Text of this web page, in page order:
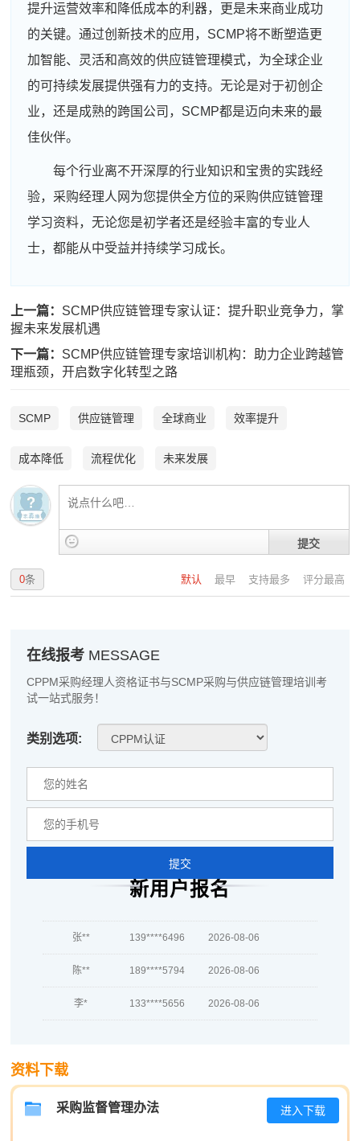
提升运营效率和降低成本的利器，更是未来商业成功
的关键。通过创新技术的应用，SCMP将不断塑造更
加智能、灵活和高效的供应链管理模式，为全球企业
的可持续发展提供强有力的支持。无论是对于初创企
业，还是成熟的跨国公司，SCMP都是迈向未来的最
佳伙伴。
每个行业离不开深厚的行业知识和宝贵的实践经
验，采购经理人网为您提供全方位的采购供应链管理
学习资料，无论您是初学者还是经验丰富的专业人
士，都能从中受益并持续学习成长。
上一篇： SCMP供应链管理专家认证：提升职业竞争力，掌
握未来发展机遇
下一篇： SCMP供应链管理专家培训机构：助力企业跨越管
理瓶颈，开启数字化转型之路
SCMP 供应链管理 全球商业 效率提升
成本降低 流程优化 未来发展
提交
默认 最早 支持最多 评分最高
0条
在线报考 MESSAGE
CPPM采购经理人资格证书与SCMP采购与供应链管理培训考
试一站式服务！
类别选项:
提交
新用户报名
周**
139****2473 2026-08-08
高**
陈*
186****1426
139****4487 2026-08-07
张** 139****6496 2026-08-06
陈** 189****5794 2026-08-06
李* 133****5656 2026-08-06
孔** 186****3002 2026-08-06
何** 137****3769 2026-08-06
资料下载
采购监督管理办法 进入下载